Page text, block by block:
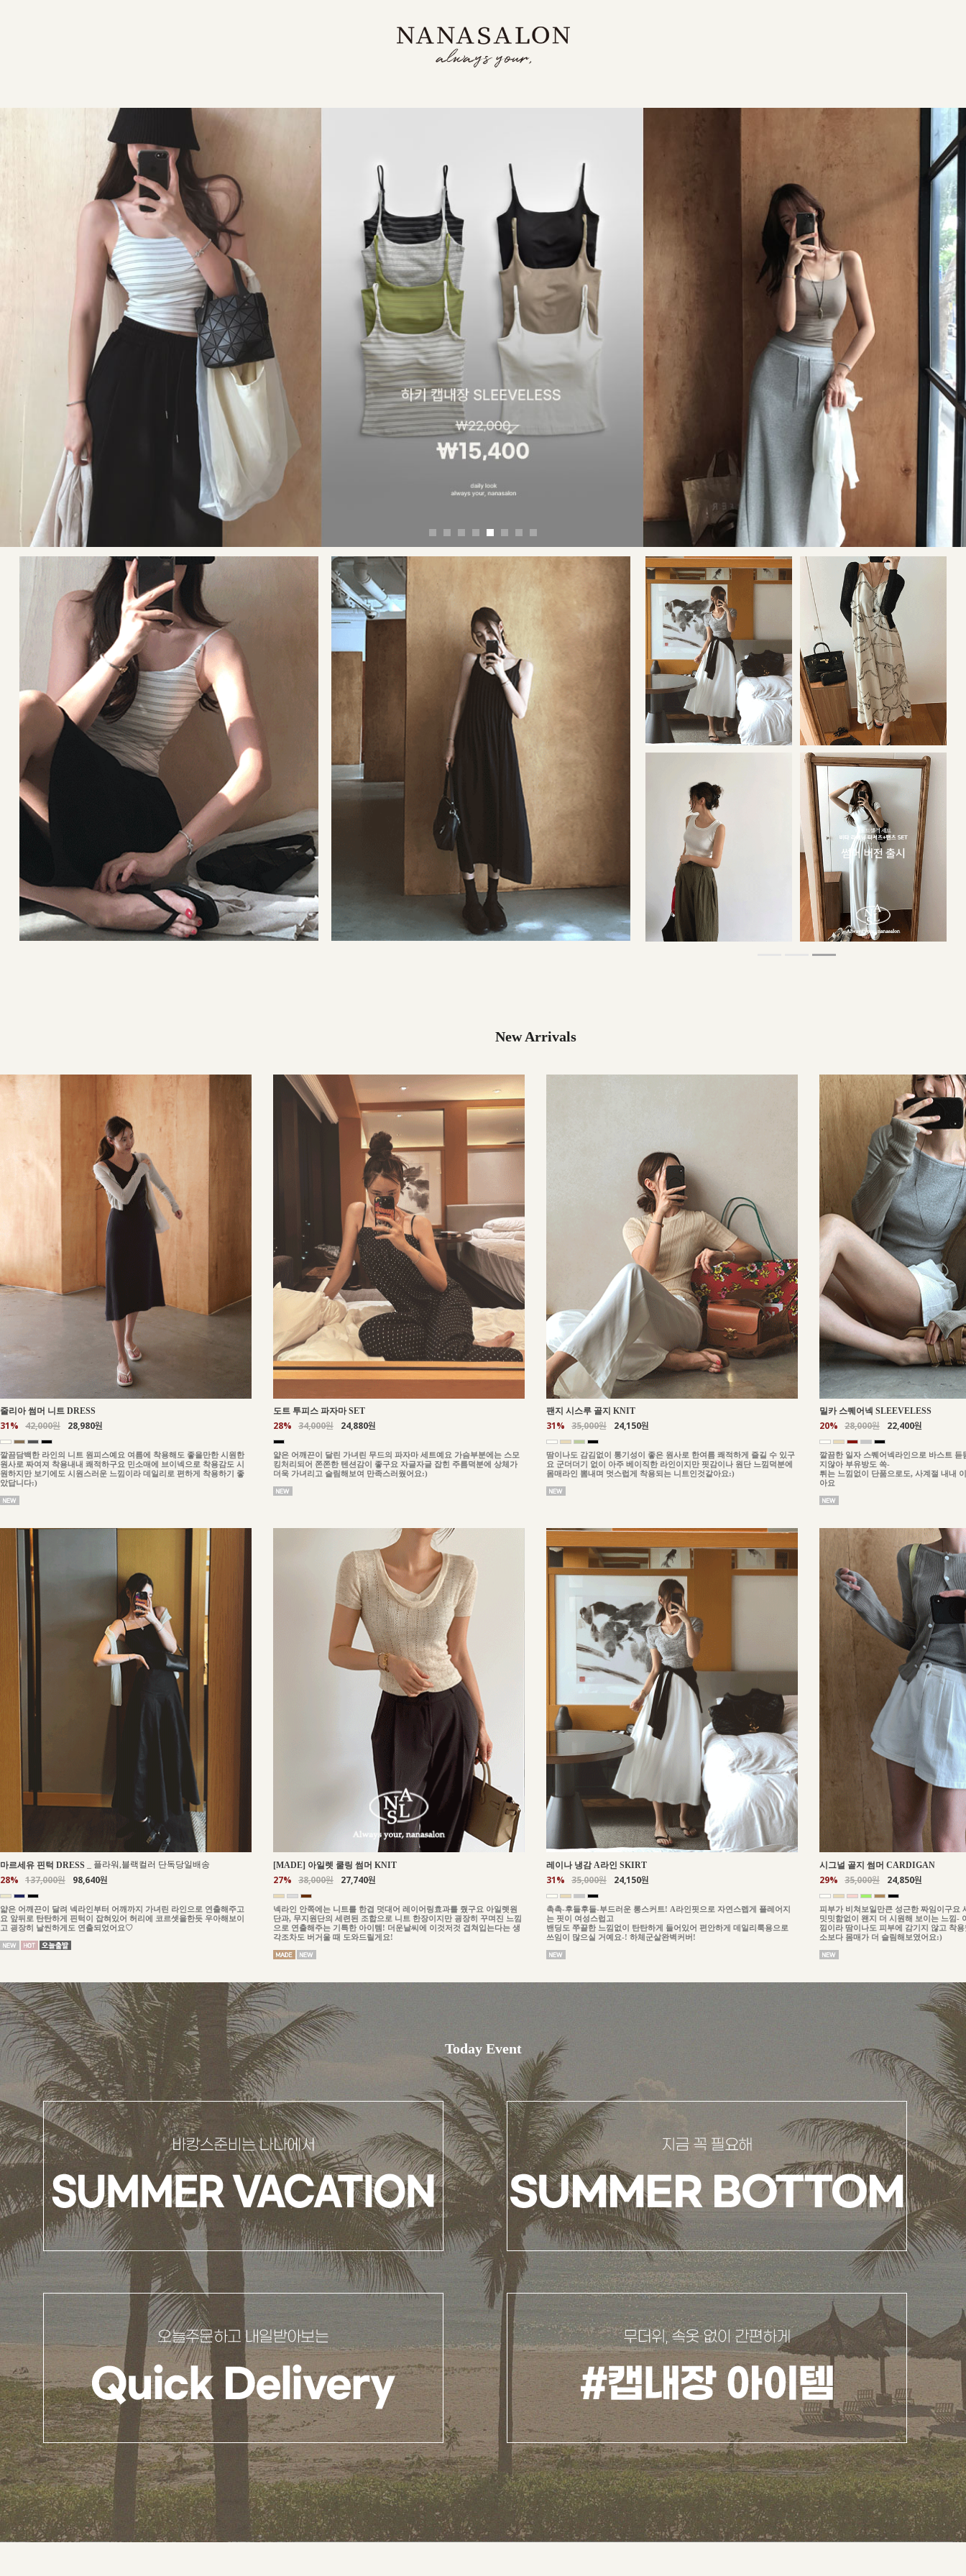
35,000원 33,000원
34,000원 29,000원
New Arrivals
줄리아 썸머 니트 DRESS
31% 42,000원 28,980원
깔끔담백한 라인의 니트 원피스예요 여름에 착용해도 좋을만한 시원한
원사로 짜여져 착용내내 쾌적하구요 민소매에 브이넥으로 착용감도 시
원하지만 보기에도 시원스러운 느낌이라 데일리로 편하게 착용하기 좋
았답니다:)
도트 투피스 파자마 SET
28% 34,000원 24,880원
얇은 어깨끈이 달린 가녀린 무드의 파자마 세트예요 가슴부분에는 스모
킹처리되어 쫀쫀한 텐션감이 좋구요 자글자글 잡힌 주름덕분에 상체가
더욱 가녀리고 슬림해보여 만족스러웠어요:)
팬지 시스루 골지 KNIT
31% 35,000원 24,150원
땀이나도 감김없이 통기성이 좋은 원사로 한여름 쾌적하게 즐길 수 있구
요 군더더기 없이 아주 베이직한 라인이지만 핏감이나 원단 느낌덕분에
몸매라인 뽐내며 멋스럽게 착용되는 니트인것같아요:)
밀카 스퀘어넥 SLEEVELESS
20% 28,000원 22,400원
깔끔한 일자 스퀘어넥라인으로 바스트
지않아 부유방도 쏙-
튀는 느낌없이 단품으로도, 사계절 내내
아요
마르세유 핀턱 DRESS 플라워,블랙컬러 단독당일배송
28% 137,000원 98,640원
얇은 어깨끈이 달려 넥라인부터 어깨까지 가녀린 라인으로 연출해주고
요 앞뒤로 탄탄하게 핀턱이 잡혀있어 허리에 코르셋을한듯 우아해보이
고 굉장히 날씬하게도 연출되었어요♡
[MADE] 아일렛 쿨링 썸머 KNIT
27% 38,000원 27,740원
넥라인 안쪽에는 니트를 한겹 덧대어 레이어링효과를 줬구요 아일렛원
단과, 무지원단의 세련된 조합으로 니트 한장이지만 굉장히 꾸며진 느낌
으로 연출해주는 기특한 아이템! 더운날씨에 이것저것 겹쳐입는다는 생
각조차도 버거울 때 도와드릴게요!
레이나 냉감 A라인 SKIRT
31% 35,000원 24,150원
촉촉-후들후들-부드러운 롱스커트! A라인핏으로 자연스렙게 플레어지
는 핏이 여성스럽고
밴딩도 쭈끌한 느낌없이 탄탄하게 들어있어 편안하게 데일리룩용으로
쓰임이 많으실 거예요-! 하체군살완벽커버!
시그널 골지 썸머 CARDIGAN
29% 35,000원 24,850원
피부가 비쳐보일만큰 성근한 짜임이구요
밋밋함없이 왠지 더 시원해 보이는 느낌-
낌이라 땀이나도 피부에 감기지 않고 착
소보다 몸매가 더 슬림해보였어요:)
Today Event